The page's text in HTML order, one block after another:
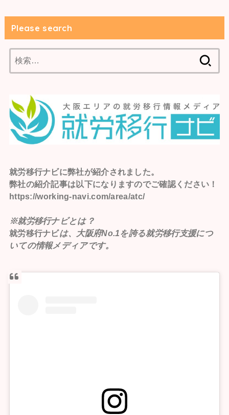
Please search
索:
就労移行ナビに弊社が紹介されました。
弊社の紹介記事は以下になりますのでご確認ください！
https://working-navi.com/area/atc/
※就労移行ナビとは？
就労移行ナビは、大阪府No.1を誇る就労移行支援につ
いての情報メディアです。